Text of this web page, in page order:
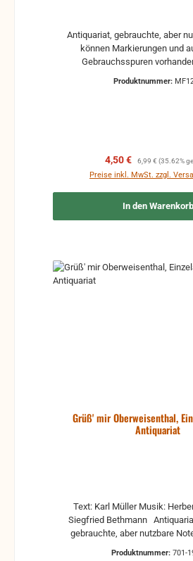
können Markierungen und
Produktnummer:
Verkaufspreis:
4,50 € Regulärer Preis:
6,99 € (35.62%
Preise inkl. MwSt. zzgl.
In den Warenkorb
Grüß' mir Oberweisenthal,
Antiquariat
Siegfried Bethmann Antiquariat, in der Regel
gebrauchte, aber nutzbare
Produktnummer: 701-